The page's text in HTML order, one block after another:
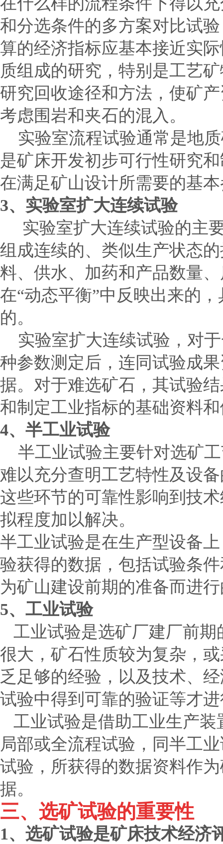
和分选条件的多方案对比试
算的经济指标应基本接近实
质组成的研究，特别是工艺
研究回收途径和方法，使矿
考虑围岩和夹石的混入。
实验室流程试验通常是地
是矿床开发初步可行性研究
在满足矿山设计所需要的基
3、实验室扩大连续试验
实验室扩大连续试验的主
组成连续的、类似生产状态
料、供水、加药和产品数量
在“动态平衡”中反映出来的
的。
实验室扩大连续试验，对
种参数测定后，连同试验成
据。对于难选矿石，其试验
和制定工业指标的基础资料
4、半工业试验
半工业试验主要针对选矿
难以充分查明工艺特性及设
这些环节的可靠性影响到技
拟程度加以解决。
半工业试验是在生产型设备
验获得的数据，包括试验条
为矿山建设前期的准备而进
5、工业试验
工业试验是选矿厂建厂前期
很大，矿石性质较为复杂，
乏足够的经验，以及技术、
试验中得到可靠的验证等才
工业试验是借助工业生产装
局部或全流程试验，同半工
试验，所获得的数据资料作
据。
三、选矿试验的重要性
1、选矿试验是矿床技术经济